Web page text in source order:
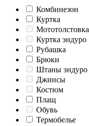
Комбинезон
Куртка
Мототолстовка
Куртка эндуро
Рубашка
Брюки
Штаны эндуро
Джинсы
Костюм
Плащ
Обувь
Термобелье